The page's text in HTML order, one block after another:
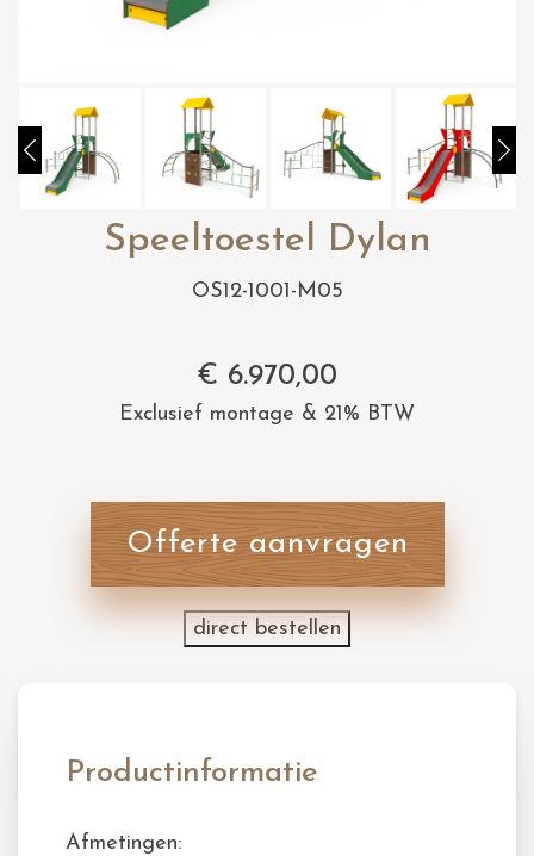
Speeltoestel Dylan
OS12-1001-M05
€ 6.970,00
Exclusief montage & 21% BTW
Offerte aanvragen
direct bestellen
Productinformatie
Afmetingen: